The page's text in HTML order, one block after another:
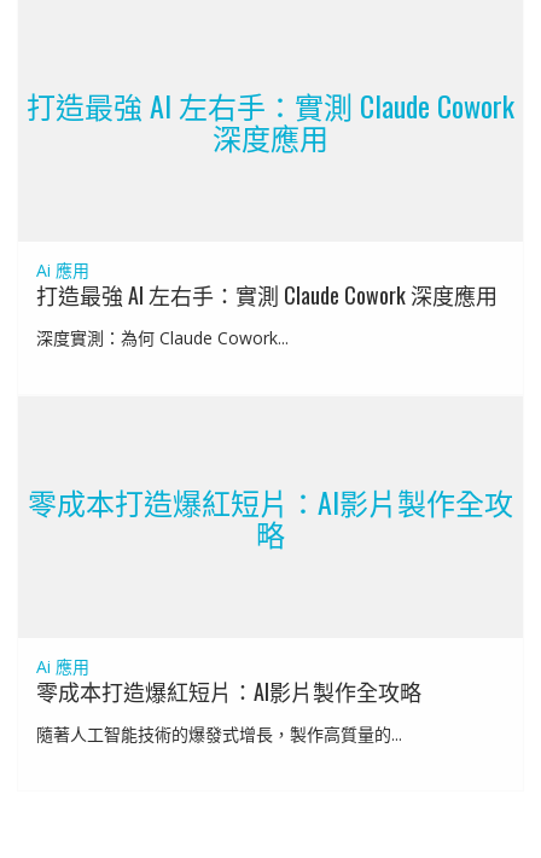
打造最強 AI 左右手：實測 Claude Cowork
深度應用
Ai 應用
打造最強 AI 左右手：實測 Claude Cowork 深度應用
深度實測：為何 Claude Cowork...
零成本打造爆紅短片：AI影片製作全攻
略
Ai 應用
零成本打造爆紅短片：AI影片製作全攻略
隨著人工智能技術的爆發式增長，製作高質量的...